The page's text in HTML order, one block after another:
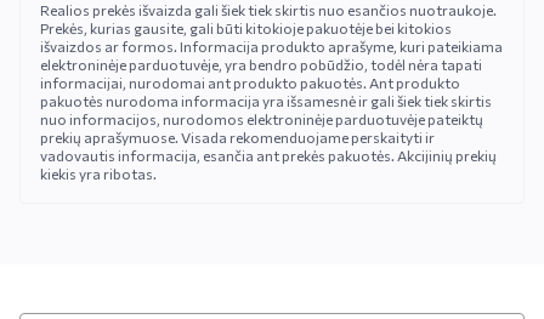
Realios prekės išvaizda gali šiek tiek skirtis nuo esančios nuotraukoje.
Prekės, kurias gausite, gali būti kitokioje pakuotėje bei kitokios
išvaizdos ar formos. Informacija produkto aprašyme, kuri pateikiama
elektroninėje parduotuvėje, yra bendro pobūdžio, todėl nėra tapati
informacijai, nurodomai ant produkto pakuotės. Ant produkto
pakuotės nurodoma informacija yra išsamesnė ir gali šiek tiek skirtis
nuo informacijos, nurodomos elektroninėje parduotuvėje pateiktų
prekių aprašymuose. Visada rekomenduojame perskaityti ir
vadovautis informacija, esančia ant prekės pakuotės. Akcijinių prekių
kiekis yra ribotas.